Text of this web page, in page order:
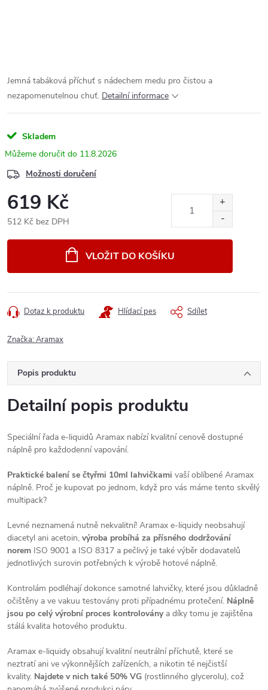
Jemná tabáková příchuť s nádechem medu pro čistou a
nezapomenutelnou chuť. Detailní informace
Skladem
11.8.2026
Možnosti doručení
619 Kč
512 Kč bez DPH
VLOŽIT DO KOŠÍKU
Dotaz k produktu Hlídací pes Sdílet
Značka:Aramax
Popis produktu
Detailní popis produktu
Speciální řada e-liquidů Aramax nabízí kvalitní cenově dostupné
náplně pro každodenní vapování.
Praktické balení se čtyřmi 10ml lahvičkami vaší oblíbené Aramax
náplně. Proč je kupovat po jednom, když pro vás máme tento skvělý
multipack?
Levné neznamená nutně nekvalitní! Aramax e-liquidy neobsahují
diacetyl ani acetoin, výroba probíhá za přísného dodržování
norem ISO 9001 a ISO 8317 a pečlivý je také výběr dodavatelů
jednotlivých surovin potřebných k výrobě hotové náplně.
Kontrolám podléhají dokonce samotné lahvičky, které jsou důkladně
očištěny a ve vakuu testovány proti případnému protečení. Náplně
jsou po celý výrobní proces kontroloványa díky tomu je zajištěna
stálá kvalita hotového produktu.
Aramax e-liquidy obsahují kvalitní neutrální příchutě, které se
neztratí ani ve výkonnějších zařízeních, a nikotin té nejčistší
kvality. Najdete v nich také 50% VG (rostlinného glycerolu), což